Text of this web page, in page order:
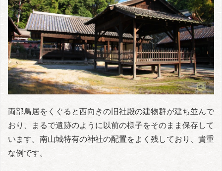
両部鳥居をくぐると西向きの旧社殿の建物群が建ち並んで
おり、まるで遺跡のように以前の様子をそのまま保存して
います。南山城特有の神社の配置をよく残しており、貴重
な例です。